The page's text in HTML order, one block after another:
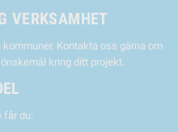
VERKSAMHET
Kontakta oss gärna om
kring ditt projekt.
får du: